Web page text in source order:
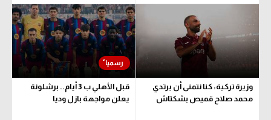
وزيرة تركية: كنا نتمنى أن يرتدي
محمد صلاح قميص بشكتاش
قبل الأهلي ب 3 أيام.. برشلونة
يعلن مواجهة بازل وديا